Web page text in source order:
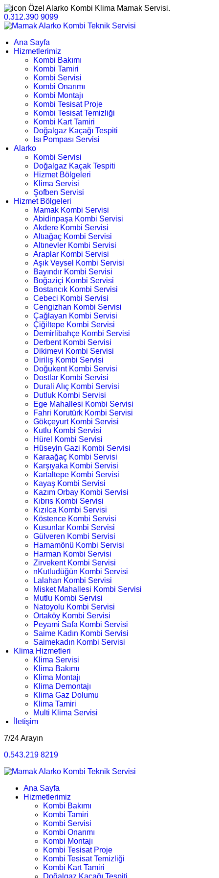
Özel Alarko Kombi Klima Mamak Servisi.
0.312.390 9099
Ana Sayfa
Hizmetlerimiz
Kombi Bakımı
Kombi Tamiri
Kombi Servisi
Kombi Onarımı
Kombi Montajı
Kombi Tesisat Proje
Kombi Tesisat Temizliği
Kombi Kart Tamiri
Doğalgaz Kaçağı Tespiti
Isı Pompası Servisi
Alarko
Kombi Servisi
Doğalgaz Kaçak Tespiti
Hizmet Bölgeleri
Klima Servisi
Şofben Servisi
Hizmet Bölgeleri
Mamak Kombi Servisi
Abidinpaşa Kombi Servisi
Akdere Kombi Servisi
Altıağaç Kombi Servisi
Altınevler Kombi Servisi
Araplar Kombi Servisi
Aşık Veysel Kombi Servisi
Bayındır Kombi Servisi
Boğaziçi Kombi Servisi
Bostancık Kombi Servisi
Cebeci Kombi Servisi
Cengizhan Kombi Servisi
Çağlayan Kombi Servisi
Çiğiltepe Kombi Servisi
Demirlibahçe Kombi Servisi
Derbent Kombi Servisi
Dikimevi Kombi Servisi
Diriliş Kombi Servisi
Doğukent Kombi Servisi
Dostlar Kombi Servisi
Durali Alıç Kombi Servisi
Dutluk Kombi Servisi
Ege Mahallesi Kombi Servisi
Fahri Korutürk Kombi Servisi
Gökçeyurt Kombi Servisi
Kutlu Kombi Servisi
Hürel Kombi Servisi
Hüseyin Gazi Kombi Servisi
Karaağaç Kombi Servisi
Karşıyaka Kombi Servisi
Kartaltepe Kombi Servisi
Kayaş Kombi Servisi
Kazım Orbay Kombi Servisi
Kıbrıs Kombi Servisi
Kızılca Kombi Servisi
Köstence Kombi Servisi
Kusunlar Kombi Servisi
Gülveren Kombi Servisi
Hamamönü Kombi Servisi
Harman Kombi Servisi
Zirvekent Kombi Servisi
nKutludüğün Kombi Servisi
Lalahan Kombi Servisi
Misket Mahallesi Kombi Servisi
Mutlu Kombi Servisi
Natoyolu Kombi Servisi
Ortaköy Kombi Servisi
Peyami Safa Kombi Servisi
Saime Kadın Kombi Servisi
Saimekadın Kombi Servisi
Klima Hizmetleri
Klima Servisi
Klima Bakımı
Klima Montajı
Klima Demontajı
Klima Gaz Dolumu
Klima Tamiri
Multi Klima Servisi
İletişim
7/24 Arayın
0.543.219 8219
Ana Sayfa
Hizmetlerimiz
Kombi Bakımı
Kombi Tamiri
Kombi Servisi
Kombi Onarımı
Kombi Montajı
Kombi Tesisat Proje
Kombi Tesisat Temizliği
Kombi Kart Tamiri
Doğalgaz Kaçağı Tespiti